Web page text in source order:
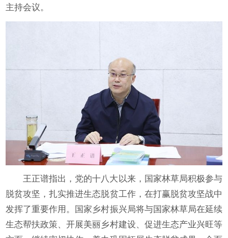
主持会议。
王正谱指出，党的十八大以来，国家林草局积极参与
脱贫攻坚，扎实推进生态脱贫工作，在打赢脱贫攻坚战中
发挥了重要作用。国家乡村振兴局将与国家林草局在延续
生态帮扶政策、开展美丽乡村建设、促进生态产业兴旺等